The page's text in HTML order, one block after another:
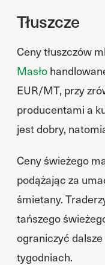
Tłuszcze
Ceny tłuszczów
Masło
EUR/MT, przy
producentami a
jest dobry,
Ceny świeżego
podążając za
śmietany.
tańszego
ograniczyć
tygodniach.